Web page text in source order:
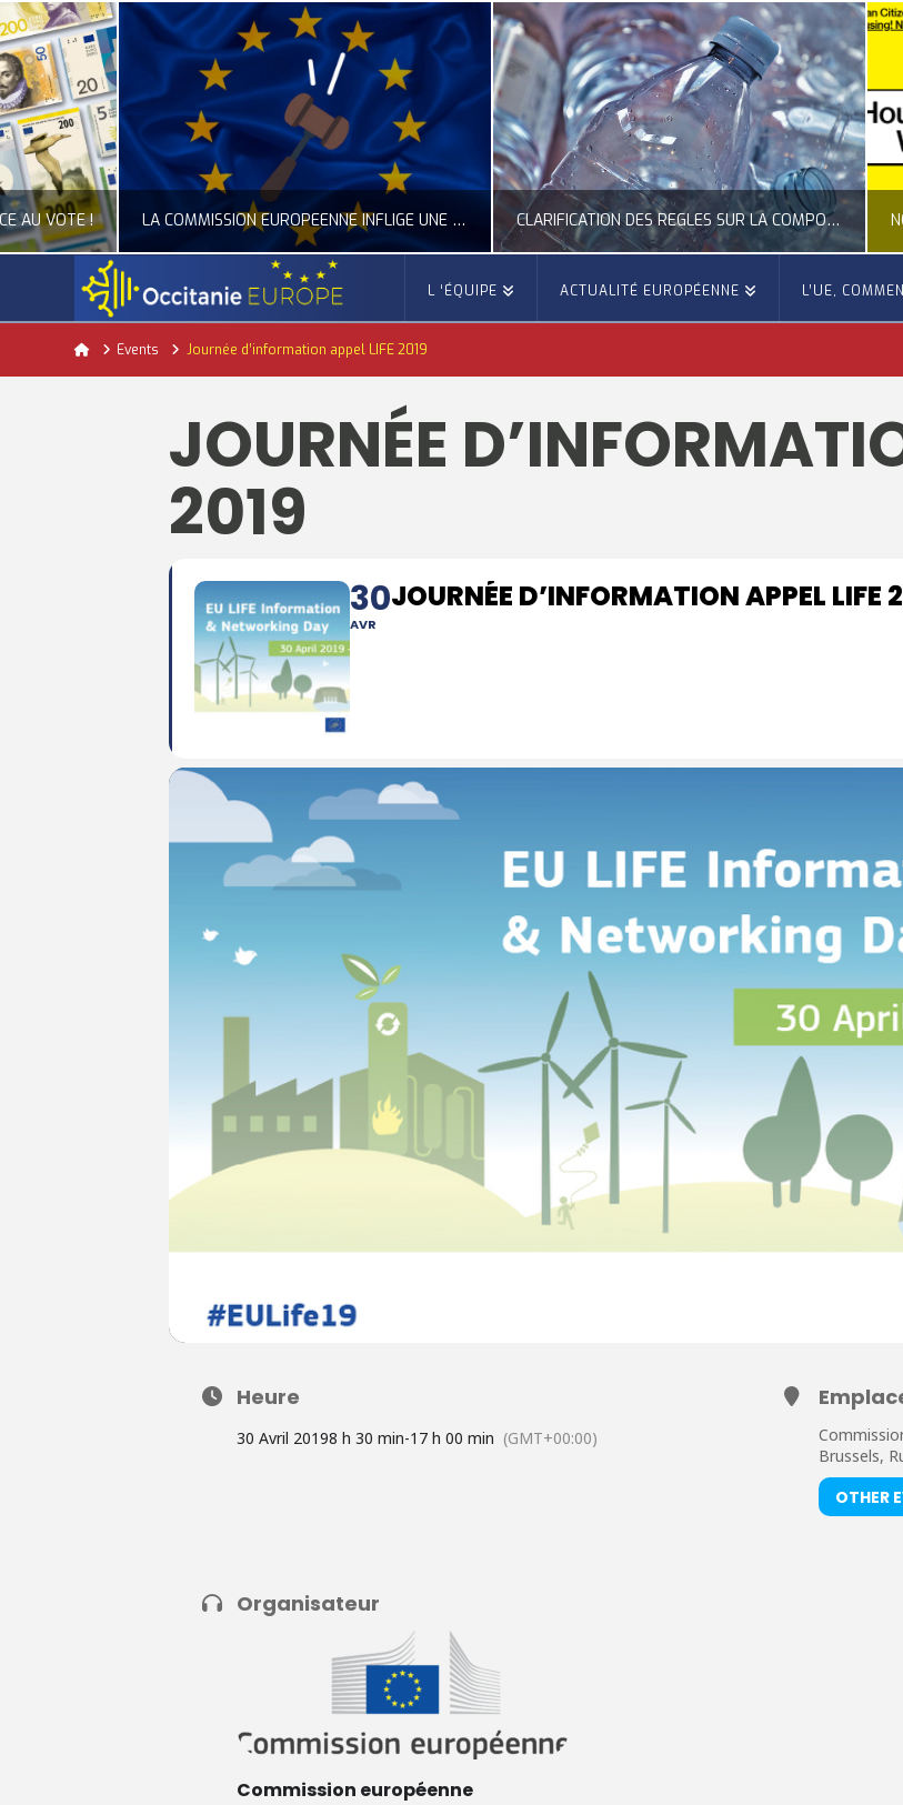
LA COMMISSION EUROPÉENNE INFLIGE UNE AMENDE RECORD À GOOGLE
ACTUALITÉ DE L'UNION EUROPÉENNE, ACTUALITÉ DE LA REPRÉSENTATION D’OCCITANIE EUROPE, NUMÉRIQUE- DIGITAL
JUILLET 24, 2026
CLARIFICATION DES RÈGLES SUR LA COMPOSITION DES BOUTEILLES PLASTIQUES
ACTUALITÉ DE L'UNION EUROPÉENNE, ACTUALITÉ DE LA REPRÉSENTATION D’OCCITANIE EUROPE, ECONOMIE CIRCULAIRE, ÉNERGIE - ENVIRONNEMENT - CLIMAT
JUILLET 24, 2026
ACTUALITÉ DE L'UNION EUROPÉENNE,
L ‘ÉQUIPE ACTUALITÉ EUROPÉENNE L’UE,
HomeEvents Journée d’information appel LIFE 2019
JOURNÉE
2019
30
AVR
JOURNÉE D’INFORMATION APPEL LIFE
Heure
30 Avril 20198 h 30 min-17 h 00 min (GMT+00:00)
Brussels,
OTHER
Organisateur
Commission européenne